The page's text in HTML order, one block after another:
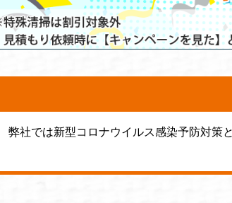
弊社では新型コロナウイルス感染予防対策